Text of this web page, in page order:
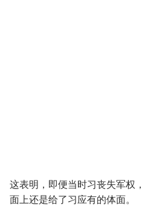
这表明，即便当时习丧失军权
面上还是给了习应有的体面。